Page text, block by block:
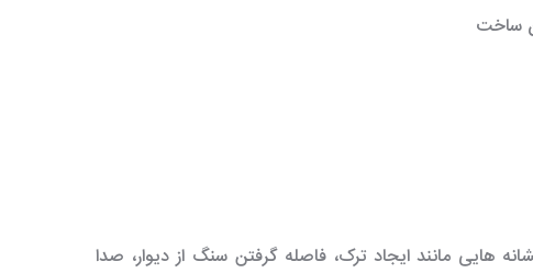
ساخت
هایی مانند ایجاد ترک، فاصله گرفتن سنگ از دیوار، صدا